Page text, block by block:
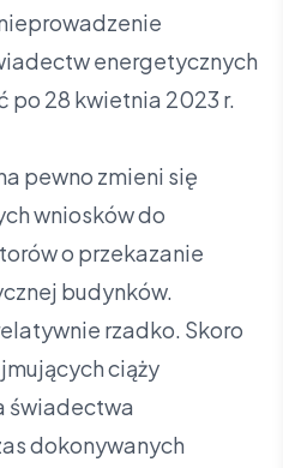
energetycznych
po 28 kwietnia 2023 r.
pewno zmieni się
wniosków do
o przekazanie
budynków.
rzadko. Skoro
ciąży
świadectwa
dokonywanych